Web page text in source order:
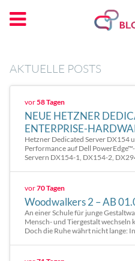
AKTUELLE POSTS
vor58 Tagen
NEUE HETZNER
ENTERPRISE-
Hetzner Dedicated Server DX154
Performance auf Dell
Servern DX154-1, DX154-2,
vor70 Tagen
Woodwalkers 2 – AB
An einer Schule für junge
Mensch- und Tiergestalt wechseln
Doch die Ruhe währt nicht lange: